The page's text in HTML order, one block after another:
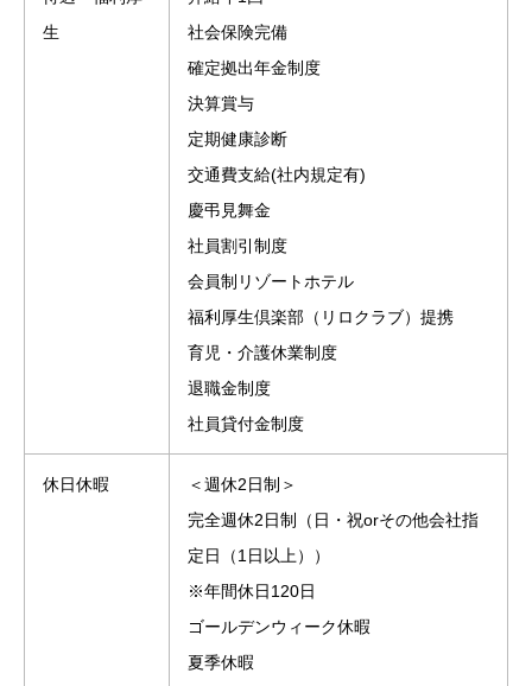
生
社会保険完備
確定拠出年金制度
決算賞与
定期健康診断
交通費支給(社内規定有)
慶弔見舞金
社員割引制度
会員制リゾートホテル
福利厚生倶楽部（リロクラブ）提携
育児・介護休業制度
退職金制度
社員貸付金制度
休日休暇
＜週休2日制＞
完全週休2日制（日・祝orその他会社指
定日（1日以上））
※年間休日120日
ゴールデンウィーク休暇
夏季休暇